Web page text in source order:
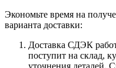
Экономьте время на
варианта доставки:
Доставка СДЭК
поступит на склад,
уточнения деталей.